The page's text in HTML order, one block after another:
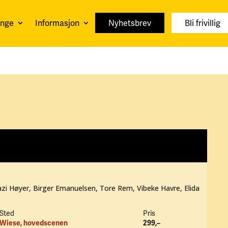
Informasjon Nyhetsbrev Bli frivillig
Høyer, Birger Emanuelsen, Tore Rem, Vibeke Havre, Elida
Sted
Wiese, hovedscenen
Pris
299,–